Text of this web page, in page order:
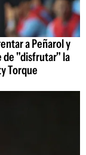
a Peñarol y
de "disfrutar" la
Torque